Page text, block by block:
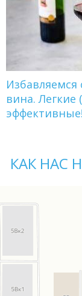
Избавляемся
вина. Легкие
КАК НАС